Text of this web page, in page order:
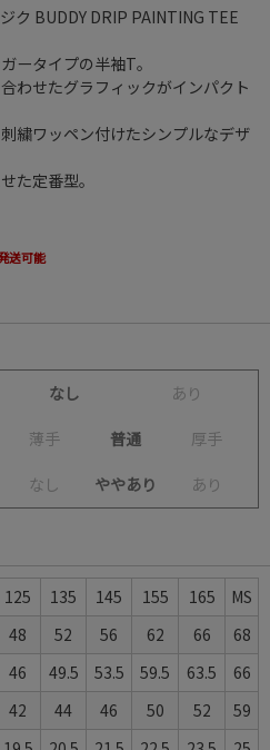
ク BUDDY DRIP PAINTING TEE
ータイプの半袖T。
わせたグラフィックがインパクト
繍ワッペン付けたシンプルなデザ
た定番型。
送可能
なし あ り
薄手 普通 厚手
な し ややあり あ り
125 135 145 155 165
MS
48 52 56 62 66
68
46 49.5 53.5 59.5 63.5
66
42 44 46 50 52
59